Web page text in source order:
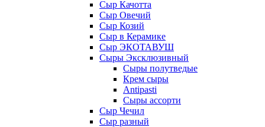
Сыр Качотта
Сыр Овечий
Сыр Козий
Сыр в Керамике
Сыр ЭКОТАВУШ
Сыры Эксклюзивный
Сыры полутведые
Крем сыры
Antipasti
Сыры ассорти
Сыр Чечил
Сыр разный